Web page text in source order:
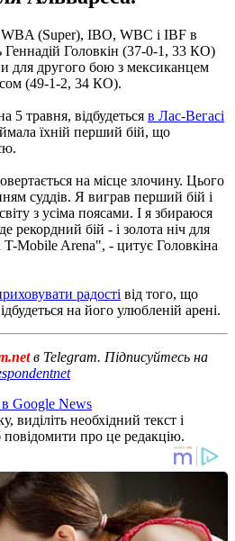
WBA (Super), IBO, WBC і IBF в
Геннадій Головкін (37-0-1, 33 КО)
для другого бою з мексиканцем
(49-1-2, 34 КО).
5 травня, відбудеться в Лас-Вегасі
їхній перший бій, що
на місце злочину. Цього
суддів. Я виграв перший бій і
з усіма поясами. І я збираюся
рекордний бій - і золота ніч для
T-Mobile Arena", - цитує Головкіна
радості від того, що
на його улюбленій арені.
в Telegram. Підписуйтесь на
Google News
необхідний текст і
про це редакцію.